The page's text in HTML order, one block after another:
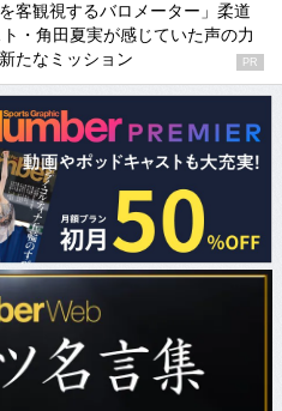
客観視するバロメーター」柔道
・角田夏実が感じていた声の力
たなミッション
PR